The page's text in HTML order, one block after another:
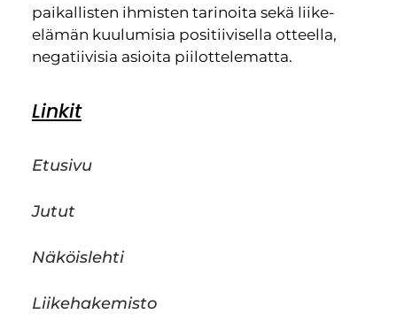
paikallisten ihmisten tarinoita sekä liike-
elämän kuulumisia positiivisella otteella,
negatiivisia asioita piilottelematta.
Linkit
Etusivu
Jutut
Näköislehti
Liikehakemisto